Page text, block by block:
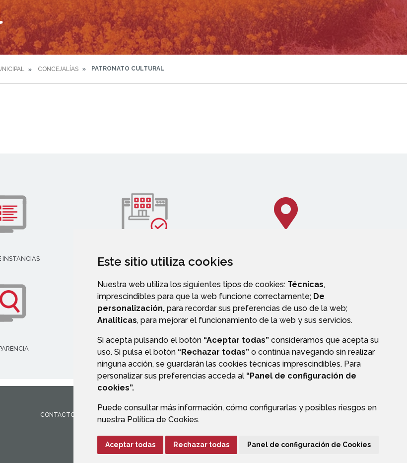
Este sitio utiliza cookies
Nuestra web utiliza los siguientes tipos de cookies: Técnicas,
imprescindibles para que la web funcione correctamente; De
personalización, para recordar sus preferencias de uso de la web;
Analíticas, para mejorar el funcionamiento de la web y sus servicios.
Si acepta pulsando el botón “Aceptar todas” consideramos que acepta su
uso. Si pulsa el botón “Rechazar todas” o continúa navegando sin realizar
ninguna acción, se guardarán las cookies técnicas imprescindibles. Para
personalizar sus preferencias acceda al “Panel de configuración de
cookies”.
Puede consultar más información, cómo configurarlas y posibles riesgos en
nuestra Política de Cookies.
Aceptar todas Rechazar todas Panel de configuración de Cookies
CONCEJALÍAS PATRONATO CULTURAL
INSTANCIAS
DIRECTORIO EMPRESARIAL
VALIDACIÓN DE DOCUMENTOS
CONTACTO AVISO LEGAL PROTECCIÓN DE DATOS